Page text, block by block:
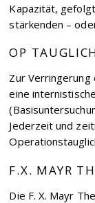
Kapazität,
stärkenden –
OP
Zur
eine
Jederzeit und
F.X. MAYR
Die F. X. Mayr